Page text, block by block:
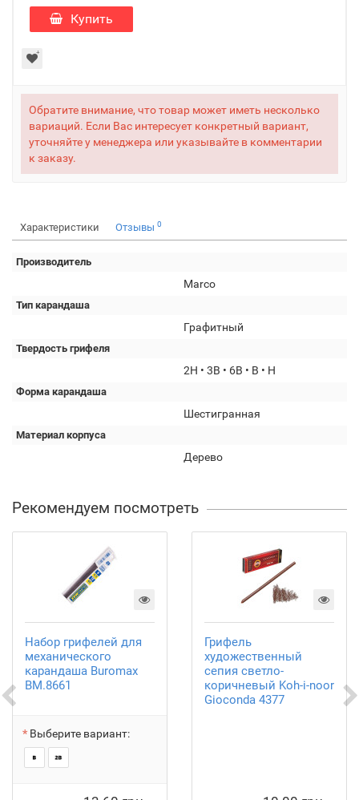
Купить
Обратите внимание, что товар может иметь несколько
вариаций. Если Вас интересует конкретный вариант,
уточняйте у менеджера или указывайте в комментарии
к заказу.
Характеристики Отзывы 0
Производитель
Marco
Тип карандаша
Графитный
Твердость грифеля
2H • 3B • 6B • B • H
Форма карандаша
Шестигранная
Материал корпуса
Дерево
Рекомендуем посмотреть
Набор грифелей для
механического
карандаша Buromax
BM.8661
Выберите вариант:
Грифель
художественный
сепия светло-
коричневый Koh-i-noor
Gioconda 4377